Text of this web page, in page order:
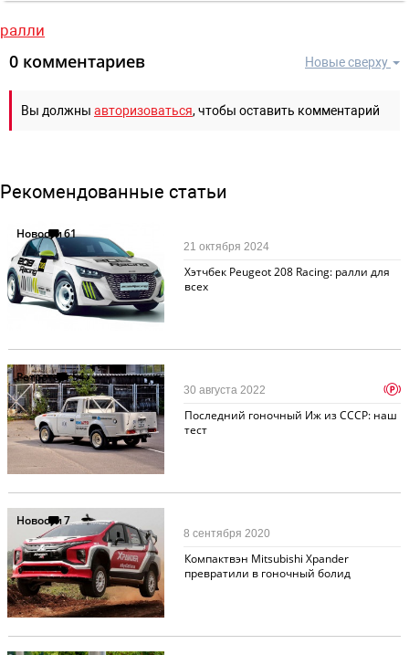
ралли
Новые сверху
0 комментариев
Вы должны авторизоваться, чтобы оставить комментарий
Рекомендованные статьи
Новости61
Хэтчбек Peugeot 208 Racing: ралли для
всех
21 октября 2024
Ретротест54
Последний гоночный Иж из СССР: наш
тест
30 августа 2022 p
Новости7
Компактвэн Mitsubishi Xpander
превратили в гоночный болид
8 сентября 2020